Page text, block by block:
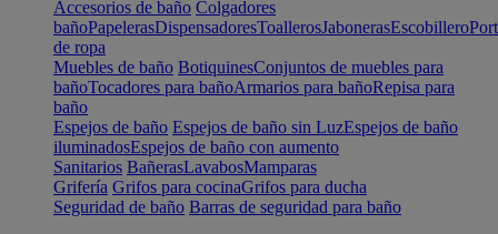
Accesorios de baño Colgadores
bañoPapelerasDispensadoresToallerosJabonerasEscobillero
de ropa
Muebles de baño BotiquinesConjuntos de muebles para
bañoTocadores para bañoArmarios para bañoRepisa para
baño
Espejos de baño Espejos de baño sin LuzEspejos de baño
iluminadosEspejos de baño con aumento
Sanitarios BañerasLavabosMamparas
Grifería Grifos para cocinaGrifos para ducha
Seguridad de baño Barras de seguridad para baño